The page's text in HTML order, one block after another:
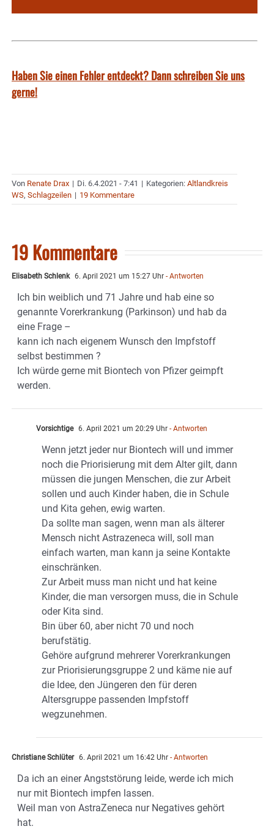
Haben Sie einen Fehler entdeckt? Dann schreiben Sie uns
gerne!
Von Renate Drax | Di. 6.4.2021 - 7:41 | Kategorien: Altlandkreis
WS, Schlagzeilen | 19 Kommentare
19 Kommentare
Elisabeth Schlenk 6. April 2021 um 15:27 Uhr - Antworten
Ich bin weiblich und 71 Jahre und hab eine so
genannte Vorerkrankung (Parkinson) und hab da
eine Frage –
kann ich nach eigenem Wunsch den Impfstoff
selbst bestimmen ?
Ich würde gerne mit Biontech von Pfizer geimpft
werden.
Vorsichtige 6. April 2021 um 20:29 Uhr - Antworten
Wenn jetzt jeder nur Biontech will und immer
noch die Priorisierung mit dem Alter gilt, dann
müssen die jungen Menschen, die zur Arbeit
sollen und auch Kinder haben, die in Schule
und Kita gehen, ewig warten.
Da sollte man sagen, wenn man als älterer
Mensch nicht Astrazeneca will, soll man
einfach warten, man kann ja seine Kontakte
einschränken.
Zur Arbeit muss man nicht und hat keine
Kinder, die man versorgen muss, die in Schule
oder Kita sind.
Bin über 60, aber nicht 70 und noch
berufstätig.
Gehöre aufgrund mehrerer Vorerkrankungen
zur Priorisierungsgruppe 2 und käme nie auf
die Idee, den Jüngeren den für deren
Altersgruppe passenden Impfstoff
wegzunehmen.
Christiane Schlüter 6. April 2021 um 16:42 Uhr - Antworten
Da ich an einer Angststörung leide, werde ich mich
nur mit Biontech impfen lassen.
Weil man von AstraZeneca nur Negatives gehört
hat.